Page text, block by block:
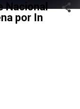
Nacional
por In